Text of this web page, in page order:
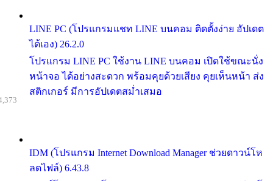
LINE PC (โปรแกรมแชท LINE บนคอม ติดตั้งง่าย อัปเดต
ได้เอง) 26.2.0
โปรแกรม LINE PC ใช้งาน LINE บนคอม เปิดใช้ขณะนั่ง
หน้าจอ ได้อย่างสะดวก พร้อมคุยด้วยเสียง คุยเห็นหน้า ส่ง
สติกเกอร์ มีการอัปเดตสม่ำเสมอ
IDM (โปรแกรม Internet Download Manager ช่วยดาวน์โห
ลดไฟล์) 6.43.8